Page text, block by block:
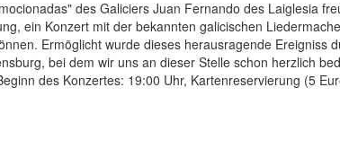
des Galiciers Juan Fernando des Laiglesia
ein Konzert mit der bekannten galicischen
Ermöglicht wurde dieses herausragende Ereigniss
bei dem wir uns an dieser Stelle schon herzlich
des Konzertes: 19:00 Uhr, Kartenreservierung (5